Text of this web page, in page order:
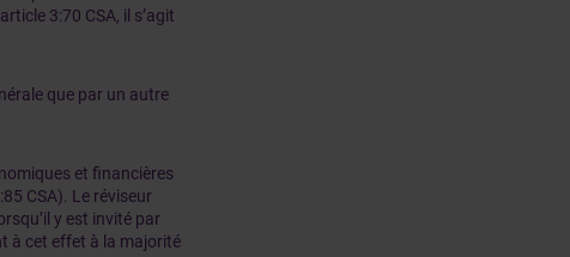
3:70 CSA, il s’agit
que par un autre
et financières
CSA). Le réviseur
y est invité par
à cet effet à la majorité